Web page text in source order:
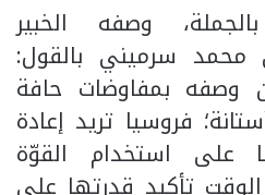
وصفه الخبير
محمد سرميني بالقول:
وصفه بمفاوضات حافة
فروسيا تريد إعادة
على استخدام القوّة
تأكيد قدرتها على